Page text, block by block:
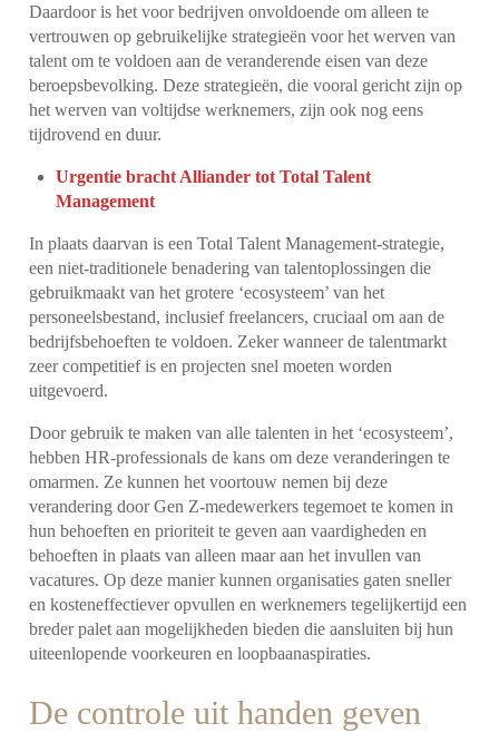
Daardoor is het voor bedrijven onvoldoende om alleen te
vertrouwen op gebruikelijke strategieën voor het werven van
talent om te voldoen aan de veranderende eisen van deze
beroepsbevolking. Deze strategieën, die vooral gericht zijn op
het werven van voltijdse werknemers, zijn ook nog eens
tijdrovend en duur.
Urgentie bracht Alliander tot Total Talent
Management
In plaats daarvan is een Total Talent Management-strategie,
een niet-traditionele benadering van talentoplossingen die
gebruikmaakt van het grotere ‘ecosysteem’ van het
personeelsbestand, inclusief freelancers, cruciaal om aan de
bedrijfsbehoeften te voldoen. Zeker wanneer de talentmarkt
zeer competitief is en projecten snel moeten worden
uitgevoerd.
Door gebruik te maken van alle talenten in het ‘ecosysteem’,
hebben HR-professionals de kans om deze veranderingen te
omarmen. Ze kunnen het voortouw nemen bij deze
verandering door Gen Z-medewerkers tegemoet te komen in
hun behoeften en prioriteit te geven aan vaardigheden en
behoeften in plaats van alleen maar aan het invullen van
vacatures. Op deze manier kunnen organisaties gaten sneller
en kosteneffectiever opvullen en werknemers tegelijkertijd een
breder palet aan mogelijkheden bieden die aansluiten bij hun
uiteenlopende voorkeuren en loopbaanaspiraties.
De controle uit handen geven